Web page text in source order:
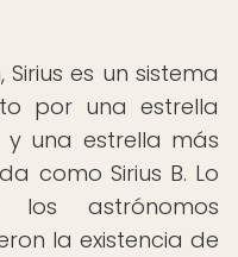
es un sistema
por una estrella
y una estrella más
como Sirius B. Lo
los astrónomos
la existencia de